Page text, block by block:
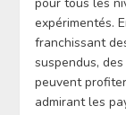
expérimentés.
franchissant
suspendus,
peuvent
admirant les